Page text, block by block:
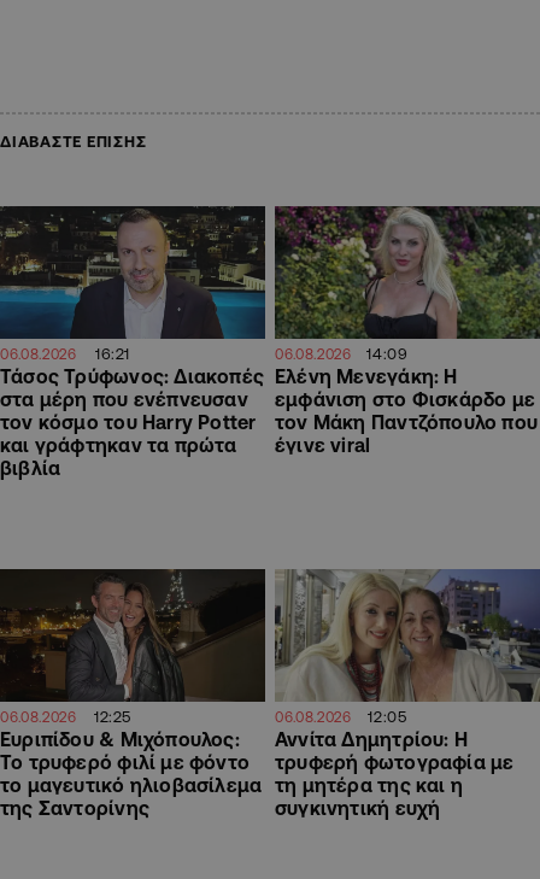
ΔΙΑΒΑΣΤΕ ΕΠΙΣΗΣ
06.08.2026 16:21
Τάσος Τρύφωνος: Διακοπές
στα μέρη που ενέπνευσαν
τον κόσμο του Harry Potter
και γράφτηκαν τα πρώτα
βιβλία
06.08.2026 14:09
Ελένη Μενεγάκη: Η
εμφάνιση στο Φισκάρδο με
τον Μάκη Παντζόπουλο που
έγινε viral
06.08.2026 12:25
Ευριπίδου & Μιχόπουλος:
Το τρυφερό φιλί με φόντο
το μαγευτικό ηλιοβασίλεμα
της Σαντορίνης
06.08.2026 12:05
Αννίτα Δημητρίου: Η
τρυφερή φωτογραφία με
τη μητέρα της και η
συγκινητική ευχή